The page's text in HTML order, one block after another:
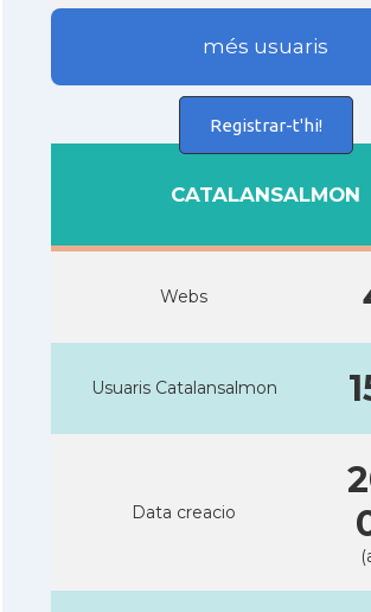
més usuaris
Registrar-t'hi!
CATALANSALMON
Webs
Usuaris Catalansalmon
Data creacio